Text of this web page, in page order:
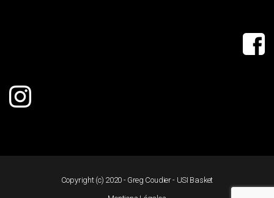
Copyright (c) 2020 - Greg Coudier - USI Basket